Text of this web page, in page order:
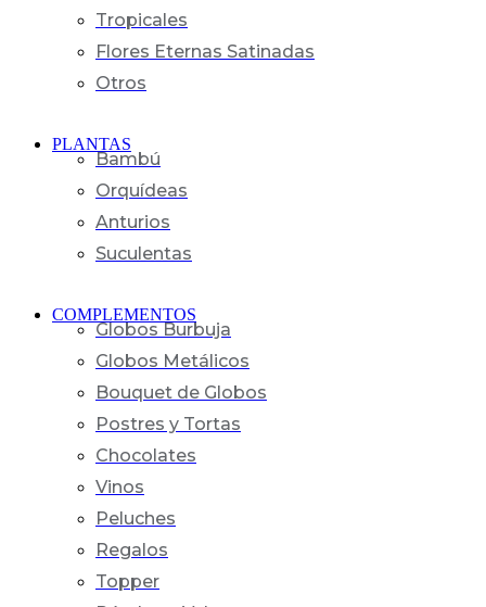
Tropicales
Flores Eternas Satinadas
Otros
PLANTAS
Bambú
Orquídeas
Anturios
Suculentas
COMPLEMENTOS
Globos Burbuja
Globos Metálicos
Bouquet de Globos
Postres y Tortas
Chocolates
Vinos
Peluches
Regalos
Topper